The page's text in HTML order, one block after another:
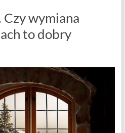
Czy wymiana
to dobry